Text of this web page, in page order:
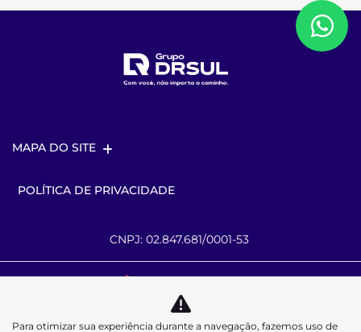
MAPA DO SITE
POLÍTICA DE PRIVACIDADE
CNPJ: 02.847.681/0001-53
Desacelere. Seu bem maior é a vida.
Para otimizar sua experiência durante a navegação, fazemos uso de